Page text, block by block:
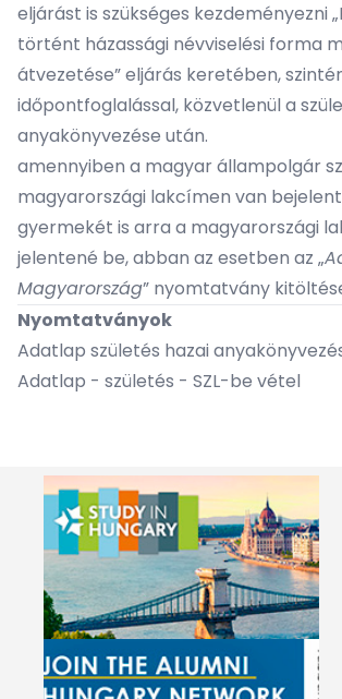
eljárást is szükséges kezdeményezni
történt házassági névviselési forma
átvezetése” eljárás keretében,
időpontfoglalással, közvetlenül a
anyakönyvezése után.
amennyiben a magyar állampolgár
magyarországi lakcímen van
gyermekét is arra a magyarországi
jelentené be, abban az esetben az „
Magyarország” nyomtatvány
Nyomtatványok
Adatlap születés hazai
Adatlap - születés - SZL-be vétel